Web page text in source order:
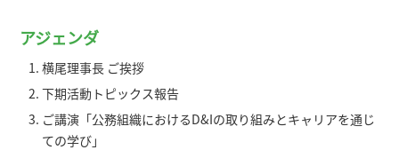
アジェンダ
横尾理事長 ご挨拶
下期活動トピックス報告
ご講演「公務組織におけるD&Iの取り組みとキャリアを通じ
ての学び」